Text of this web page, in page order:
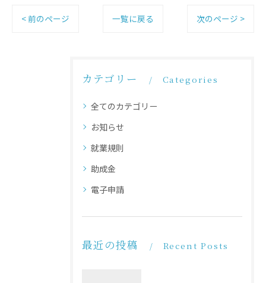
< 前のページ 一覧に戻る 次のページ >
カテゴリー Categories
全てのカテゴリー
お知らせ
就業規則
助成金
電子申請
最近の投稿 Recent Posts